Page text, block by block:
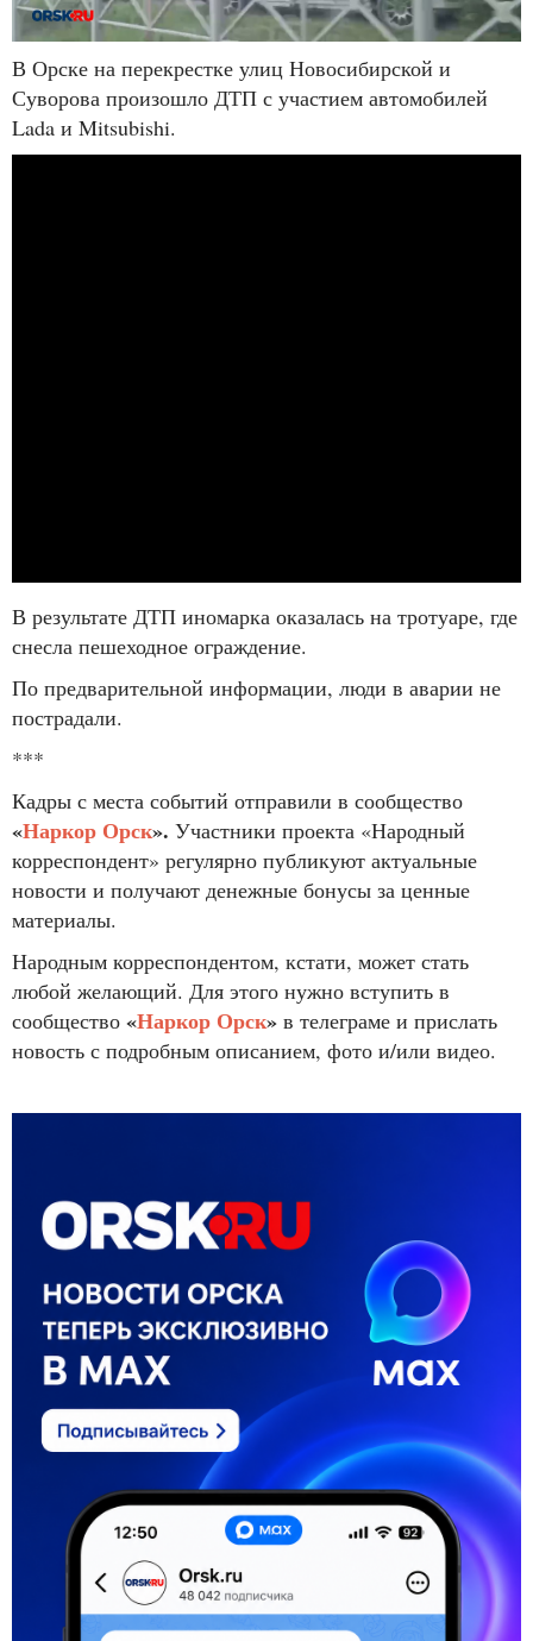
В Орске на перекрестке улиц Новосибирской и
Суворова произошло ДТП с участием автомобилей
Lada и Mitsubishi.
В результате ДТП иномарка оказалась на тротуаре, где
снесла пешеходное ограждение.
По предварительной информации, люди в аварии не
пострадали.
***
Кадры с места событий отправили в сообщество
«Наркор Орск». Участники проекта «Народный
корреспондент» регулярно публикуют актуальные
новости и получают денежные бонусы за ценные
материалы.
Народным корреспондентом, кстати, может стать
любой желающий. Для этого нужно вступить в
сообщество «Наркор Орск» в телеграме и прислать
новость с подробным описанием, фото и/или видео.